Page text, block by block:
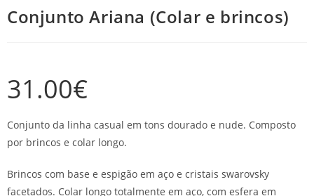
Conjunto Ariana (Colar e brincos)
31.00€
Conjunto da linha casual em tons dourado e nude. Composto
por brincos e colar longo.
Brincos com base e espigão em aço e cristais swarovsky
facetados. Colar longo totalmente em aço, com esfera em